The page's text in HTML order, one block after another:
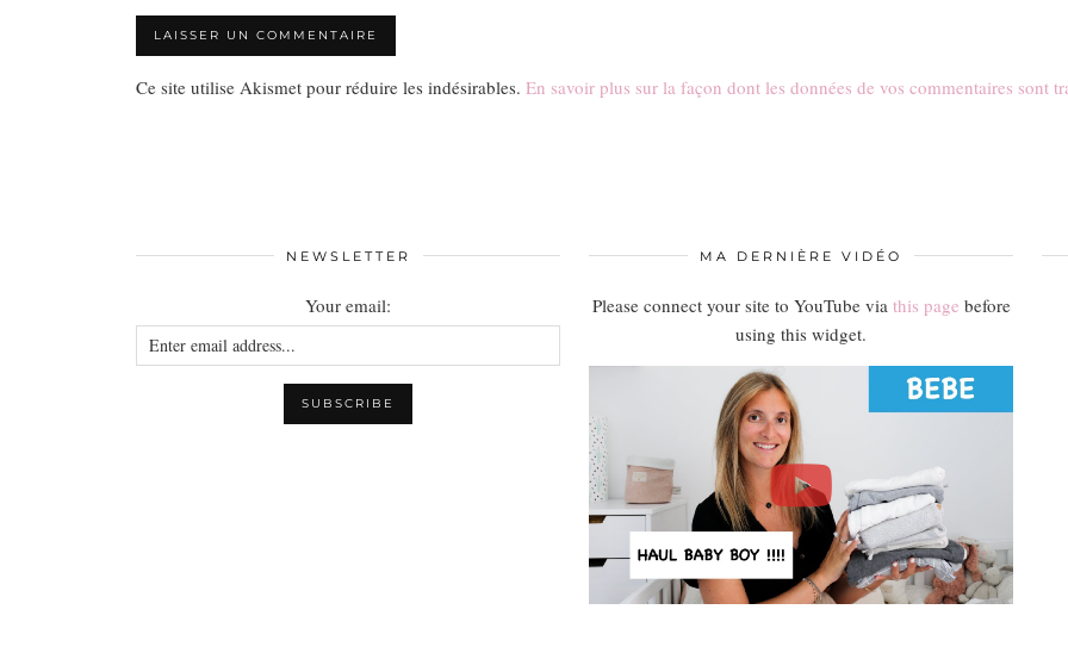
Ce site utilise Akismet pour réduire les indésirables. En savoir plus sur la façon dont les données de vos commentaires sont
NEWSLETTER
Your email:
MA DERNIÈRE VIDÉO
Please connect your site to YouTube via this page before
using this widget.